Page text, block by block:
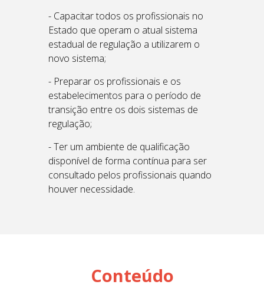
- Capacitar todos os profissionais no
Estado que operam o atual sistema
estadual de regulação a utilizarem o
novo sistema;
- Preparar os profissionais e os
estabelecimentos para o período de
transição entre os dois sistemas de
regulação;
- Ter um ambiente de qualificação
disponível de forma contínua para ser
consultado pelos profissionais quando
houver necessidade.
Conteúdo